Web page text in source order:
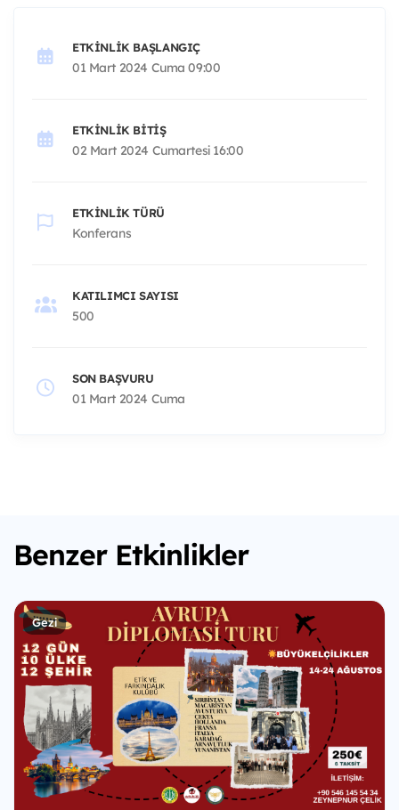
ETKINLIK BAŞLANGIÇ
01 Mart 2024 Cuma 09:00
ETKINLIK BITIŞ
02 Mart 2024 Cumartesi 16:00
ETKINLIK TÜRÜ
Konferans
KATILIMCI SAYISI
500
SON BAŞVURU
01 Mart 2024 Cuma
Benzer Etkinlikler
Gezi